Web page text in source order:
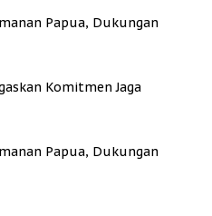
Papua, Dukungan
Komitmen Jaga
Papua, Dukungan